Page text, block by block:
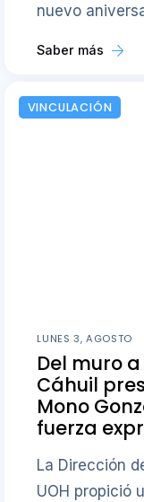
nuevo
Saber más
VINCULACIÓN
LUNES 3, AGOSTO
Del muro
Cáhuil
Mono
fuerza
La Dirección
UOH propició